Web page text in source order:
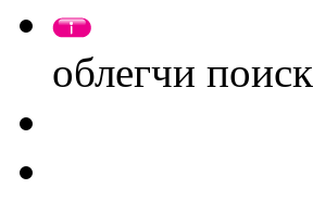
облегчи поиск